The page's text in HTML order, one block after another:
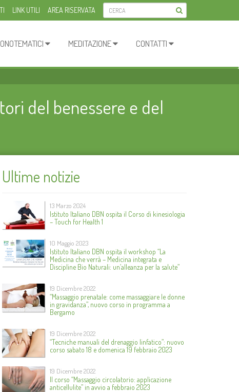
AREA RISERVATA
LINK UTILI
MEDITAZIONE CONTATTI
del benessere e del
Ultime notizie
13 Marzo 2024
Istituto Italiano DBN ospita il Corso di kinesiologia
– Touch for Health 1
10 Maggio 2023
Istituto Italiano DBN ospita il workshop “La
Medicina che verrà – Medicina integrata e
Discipline Bio Naturali: un’alleanza per la salute”
19 Dicembre 2022
“Massaggio prenatale: come massaggiare le donne
in gravidanza”, nuovo corso in programma a
Bergamo
19 Dicembre 2022
“Tecniche manuali del drenaggio linfatico”: nuovo
corso sabato 18 e domenica 19 febbraio 2023
19 Dicembre 2022
Il corso “Massaggio circolatorio: applicazione
anticellulite” in avvio a febbraio 2023